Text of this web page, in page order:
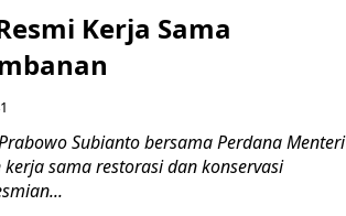
Kerja Sama
Prabowo Subianto bersama Perdana Menteri
sama restorasi dan konservasi